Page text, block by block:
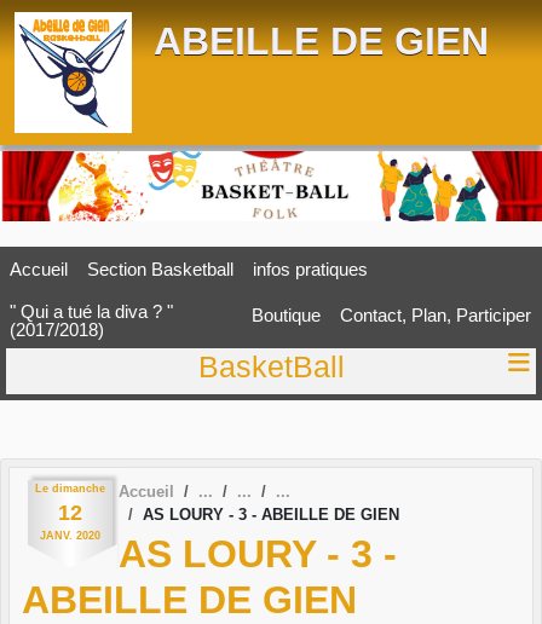
ABEILLE DE GIEN
Accueil Section Basketball infos pratiques
" Qui a tué la diva ? "
(2017/2018)
Boutique Contact, Plan, Participer
BasketBall
Le dimanche
12
JANV. 2020
Accueil
AS LOURY - 3 - ABEILLE DE GIEN
AS LOURY - 3 -
ABEILLE DE GIEN
Panneau de gestion des cookies